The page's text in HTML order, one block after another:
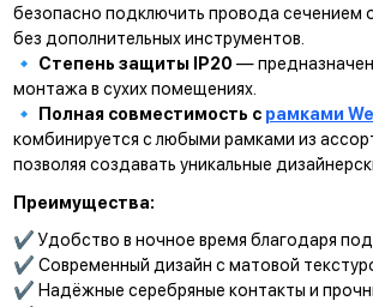
безопасно подключить провода сечением
без дополнительных инструментов.
🔹 Степень защиты IP20 — предназначен
монтажа в сухих помещениях.
🔹 Полная совместимость с рамками
комбинируется с любыми рамками из
позволяя создавать уникальные
Преимущества:
✔ Удобство в ночное время благодаря
✔ Современный дизайн с матовой
✔ Надёжные серебряные контакты и